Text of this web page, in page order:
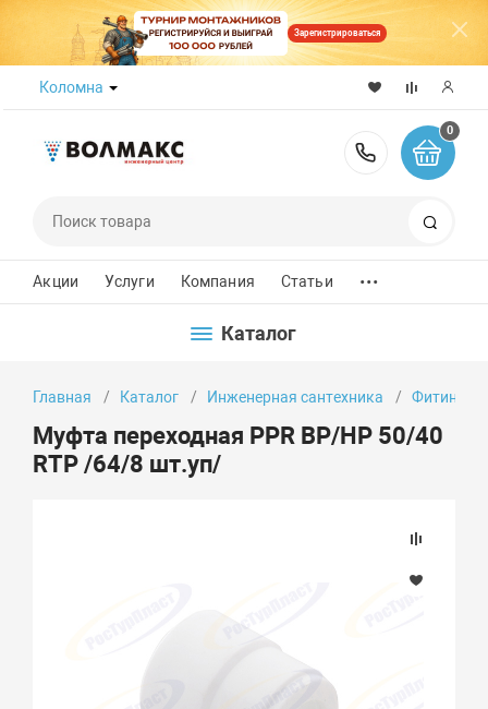
Зарегистрироваться
Коломна
8 (800)
0
Акции Услуги Компания Статьи ...
Каталог
Главная Каталог Инженерная сантехника Фитинги
Муфта переходная PPR ВР/НР 50/40
RTP /64/8 шт.уп/